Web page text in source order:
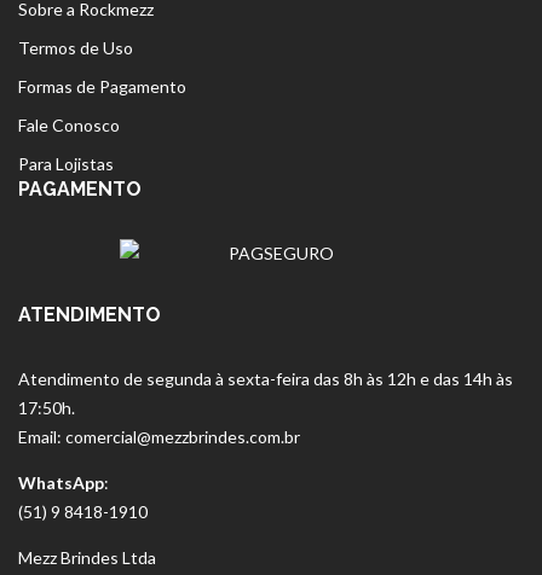
Sobre a Rockmezz
Termos de Uso
Formas de Pagamento
Fale Conosco
Para Lojistas
PAGAMENTO
ATENDIMENTO
Atendimento de segunda à sexta-feira das 8h às 12h e das 14h às
17:50h.
Email: comercial@mezzbrindes.com.br
WhatsApp:
(51) 9 8418-1910
Mezz Brindes Ltda